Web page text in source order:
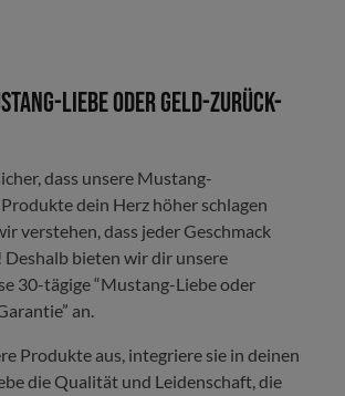
Liebe oder Geld-zurück-
dass unsere Mustang-
dein Herz höher schlagen
verstehen, dass jeder Geschmack
bieten wir dir unsere
30-tägige “Mustang-Liebe oder
an.
Produkte aus, integriere sie in deinen
die Qualität und Leidenschaft, die